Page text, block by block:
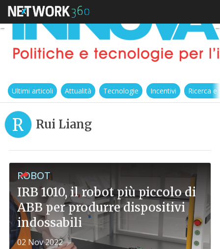
Ultimi articoli Attualità Tecnologie Incentivi Ricerca
R Rui Liang
ROBOT
IRB 1010, il robot più piccolo di
ABB per produrre dispositivi
indossabili
02 Nov 2022